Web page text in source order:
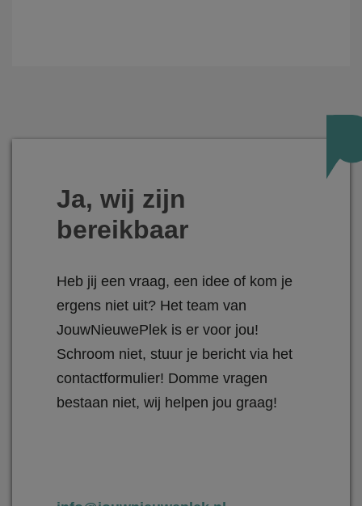
Ja, wij zijn
bereikbaar
Heb jij een vraag, een idee of kom je
ergens niet uit? Het team van
JouwNieuwePlek is er voor jou!
Schroom niet, stuur je bericht via het
contactformulier! Domme vragen
bestaan niet, wij helpen jou graag!